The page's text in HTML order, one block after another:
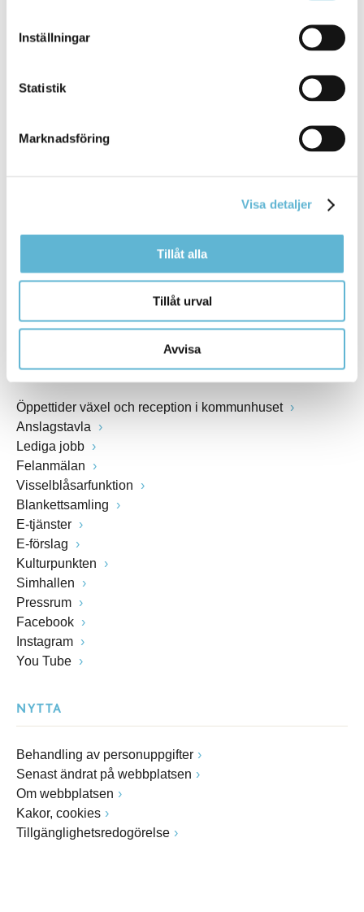
Inställningar
Statistik
Marknadsföring
Visa detaljer
Tillåt alla
Tillåt urval
Avvisa
Postadress
www.bromolla.se
Växel: 0456-82 20 00
Öppettider växel och reception i kommunhuset
Anslagstavla
Lediga jobb
Felanmälan
Visselblåsarfunktion
Blankettsamling
E-tjänster
E-förslag
Kulturpunkten
Simhallen
Pressrum
Facebook
Instagram
You Tube
NYTTA
Behandling av personuppgifter
Senast ändrat på webbplatsen
Om webbplatsen
Kakor, cookies
Tillgänglighetsredogörelse